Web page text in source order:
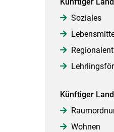
Soziales
Künftiger
Wohnen